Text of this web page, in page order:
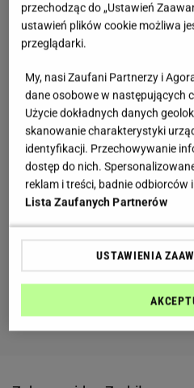
przechodząc do „Ustawień
ustawień plików cookie możliwa
przeglądarki.
My, nasi Zaufani Partnerzy i
dane osobowe w następujących
Użycie dokładnych danych
skanowanie charakterystyki
identyfikacji. Przechowywanie
dostęp do nich.
reklam i treści, badnie odbiorców
Lista Zaufanych Partnerów
USTAWIENIA